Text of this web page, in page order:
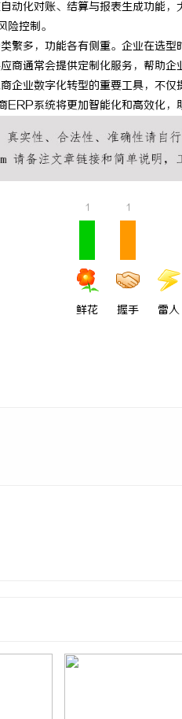
动化对账、结算与报表生成功能
控制。
繁多，功能各有侧重。企业在选
商通常会提供定制化服务，帮助
企业数字化转型的重要工具，不
ERP系统将更加智能化和高效化，
1
鲜花
1
握手 雷人
武汉配眼镜 上海配眼镜